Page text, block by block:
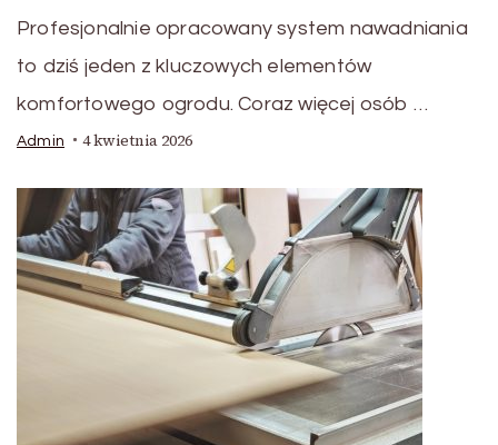
Profesjonalnie opracowany system nawadniania
to dziś jeden z kluczowych elementów
komfortowego ogrodu. Coraz więcej osób …
Admin 4 kwietnia 2026